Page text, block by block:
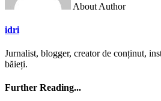
About Author
idri
Jurnalist, blogger, creator de conținut,
băieți.
Further Reading...